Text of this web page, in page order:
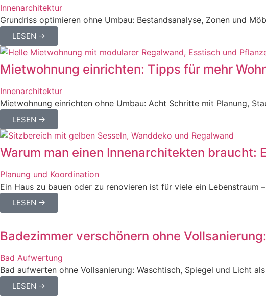
Innenarchitektur
Grundriss optimieren ohne Umbau: Bestandsanalyse, Zonen und
LESEN →
Mietwohnung einrichten: Tipps für mehr
Innenarchitektur
Mietwohnung einrichten ohne Umbau: Acht Schritte mit Planung,
LESEN →
Warum man einen Innenarchitekten braucht:
Planung und Koordination
Ein Haus zu bauen oder zu renovieren ist für viele ein Lebenstraum
LESEN →
Badezimmer verschönern ohne
Bad Aufwertung
Bad aufwerten ohne Vollsanierung: Waschtisch, Spiegel und Licht
LESEN →